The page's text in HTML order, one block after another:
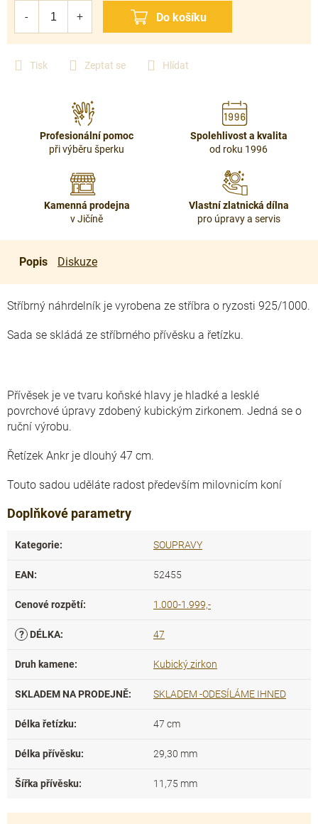
Tisk Zeptat se Hlídat
Profesionální pomoc
při výběru šperku
Spolehlivost a kvalita
od roku 1996
Kamenná prodejna
v Jičíně
Vlastní zlatnická dílna
pro úpravy a servis
Popis Diskuze
Stříbrný náhrdelník je vyrobena ze stříbra o ryzosti 925/1000.
Sada se skládá ze stříbrného přívěsku a řetízku.
Přívěsek je ve tvaru koňské hlavy je hladké a lesklé
povrchové úpravy zdobený kubickým zirkonem. Jedná se o
ruční výrobu.
Řetízek Ankr je dlouhý 47 cm.
Touto sadou uděláte radost především milovnicím koní
Doplňkové parametry
Kategorie: SOUPRAVY
EAN: 52455
Cenové rozpětí: 1.000-1.999,-
? DÉLKA: 47
Druh kamene: Kubický zirkon
SKLADEM NA PRODEJNĚ: SKLADEM -ODESÍLÁME IHNED
Délka řetízku: 47 cm
Délka přívěsku: 29,30 mm
Šířka přívěsku: 11,75 mm